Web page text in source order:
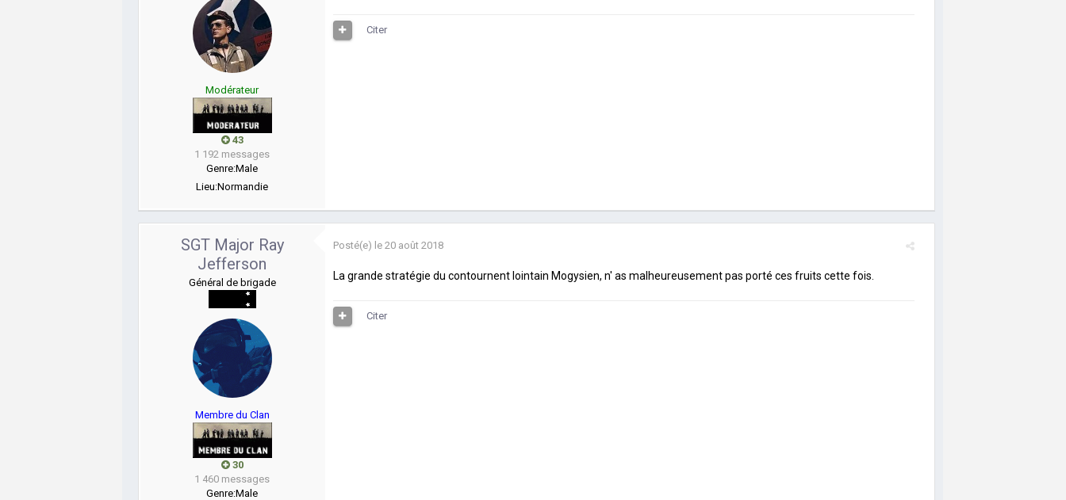
Modérateur
43
1 192 messages
Genre:Male
Lieu:Normandie
Citer
SGT Major Ray
Jefferson
Général de brigade
Membre du Clan
30
1 460 messages
Genre:Male
Posté(e) le 20 août 2018
La grande stratégie du contournent lointain Mogysien, n' as malheureusement pas porté ces fruits cette fois.
Citer